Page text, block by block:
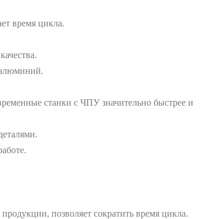
время цикла.
станки с ЧПУ значительно быстрее и
позволяет сократить время цикла.